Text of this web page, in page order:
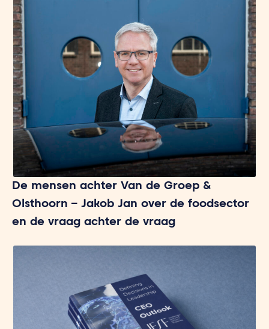
De mensen achter Van de Groep &
Olsthoorn – Jakob Jan over de foodsector
en de vraag achter de vraag